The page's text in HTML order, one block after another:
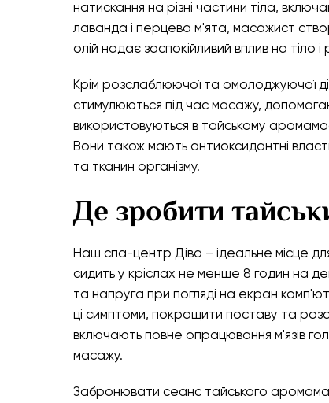
натискання на різні частини тіла,
лаванда і перцева м'ята, масажист
олій надає заспокійливий вплив на тіло
Крім розслаблюючої та омолоджуючої
стимулюються під час масажу,
використовуються в тайському
Вони також мають антиоксидантні
та тканин організму.
Де зробити
Наш спа-центр Діва – ідеальне місце
сидить у кріслах не менше 8 годин на
та напруга при погляді на екран
ці симптоми, покращити поставу та
включають повне опрацювання м'язів
масажу.
Забронювати сеанс тайського